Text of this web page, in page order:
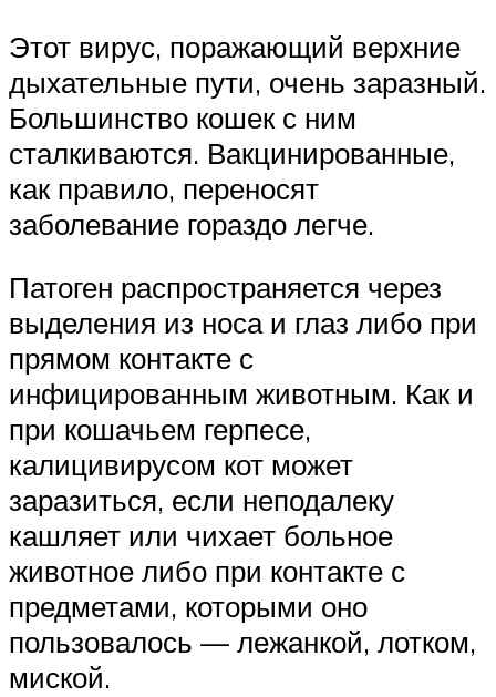
Этот вирус, поражающий верхние
дыхательные пути, очень заразный.
Большинство кошек с ним
сталкиваются. Вакцинированные,
как правило, переносят
заболевание гораздо легче.
Патоген распространяется через
выделения из носа и глаз либо при
прямом контакте с
инфицированным животным. Как и
при кошачьем герпесе,
калицивирусом кот может
заразиться, если неподалеку
кашляет или чихает больное
животное либо при контакте с
предметами, которыми оно
пользовалось — лежанкой, лотком,
миской.